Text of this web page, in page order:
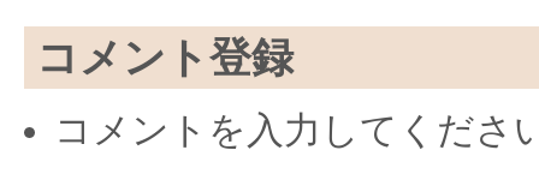
コメント登録
コメントを入力してくださ